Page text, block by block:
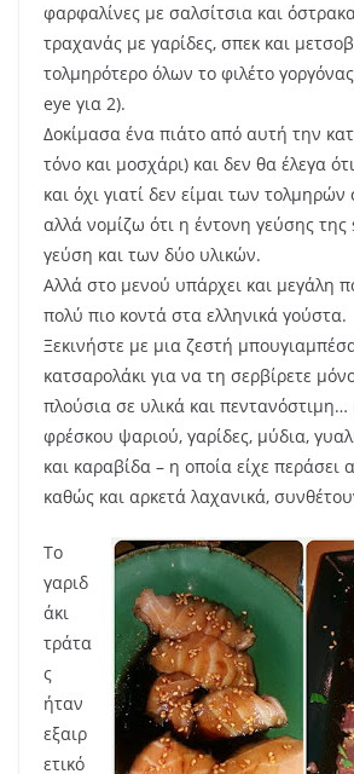
φαρφαλίνες με σαλσίτσια και
τραχανάς με γαρίδες, σπεκ και
τολμηρότερο όλων το φιλέτο
eye για 2).
Δοκίμασα ένα πιάτο από αυτή την
τόνο και μοσχάρι) και δεν θα έλεγα
και όχι γιατί δεν είμαι των
αλλά νομίζω ότι η έντονη γεύσης της
γεύση και των δύο υλικών.
Αλλά στο μενού υπάρχει και μεγάλη
πολύ πιο κοντά στα ελληνικά γούστα.
Ξεκινήστε με μια ζεστή
κατσαρολάκι για να τη σερβίρετε
πλούσια σε υλικά και πεντανόστιμη…
φρέσκου ψαριού, γαρίδες, μύδια,
και καραβίδα – η οποία είχε περάσει
καθώς και αρκετά λαχανικά,
Το
γαριδ
άκι
τράτα
ς
ήταν
εξαιρ
ετικό